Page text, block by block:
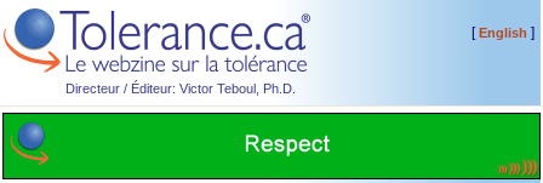
Directeur / Éditeur: Victor Teboul, Ph.D.
[English ]